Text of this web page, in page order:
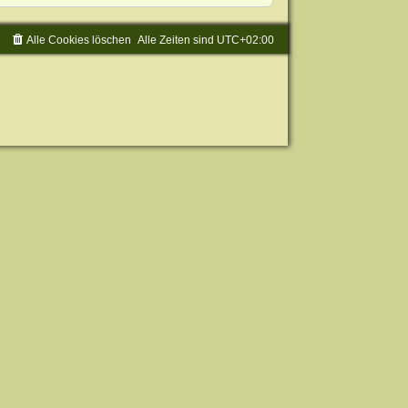
Alle Zeiten sind UTC+02:00
Alle Cookies löschen